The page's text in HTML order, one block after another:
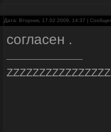
Дата: Вторник, 17.02.2009, 14:37 |
согласен .